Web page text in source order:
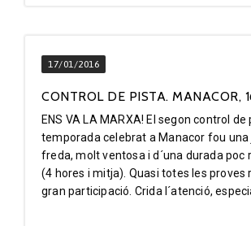
17/01/2016
CONTROL DE PISTA. MANACOR,
ENS VA LA MARXA! El segon control de
temporada celebrat a Manacor fou una
freda, molt ventosa i d´una durada poc
(4 hores i mitja). Quasi totes les proves
gran participació. Crida l´atenció,